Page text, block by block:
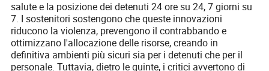
salute e la posizione dei detenuti 24 ore su 24, 7 giorni su
7. I sostenitori sostengono che queste innovazioni
riducono la violenza, prevengono il contrabbando e
ottimizzano l'allocazione delle risorse, creando in
definitiva ambienti più sicuri sia per i detenuti che per il
personale. Tuttavia, dietro le quinte, i critici avvertono di